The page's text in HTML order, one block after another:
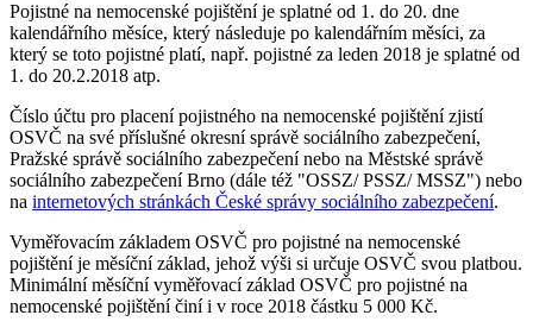
Pojistné na nemocenské pojištění je splatné od 1. do 20. dne
kalendářního měsíce, který následuje po kalendářním měsíci, za
který se toto pojistné platí, např. pojistné za leden 2018 je splatné od
1. do 20.2.2018 atp.
Číslo účtu pro placení pojistného na nemocenské pojištění zjistí
OSVČ na své příslušné okresní správě sociálního zabezpečení,
Pražské správě sociálního zabezpečení nebo na Městské správě
sociálního zabezpečení Brno (dále též "OSSZ/ PSSZ/ MSSZ") nebo
na internetových stránkách České správy sociálního zabezpečení.
Vyměřovacím základem OSVČ pro pojistné na nemocenské
pojištění je měsíční základ, jehož výši si určuje OSVČ svou platbou.
Minimální měsíční vyměřovací základ OSVČ pro pojistné na
nemocenské pojištění činí i v roce 2018 částku 5 000 Kč.